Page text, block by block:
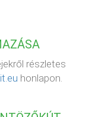
részletes
honlapon.